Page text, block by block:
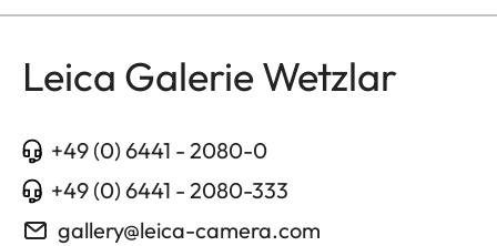
Leica Galerie Wetzlar
+49 (0) 6441 - 2080-0
+49 (0) 6441 - 2080-333
gallery@leica-camera.com